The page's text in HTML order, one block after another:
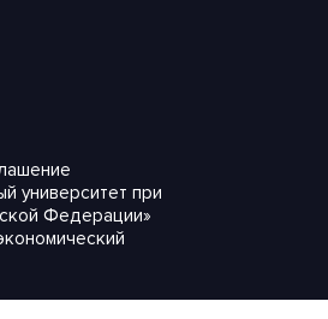
университет при
Федерации»